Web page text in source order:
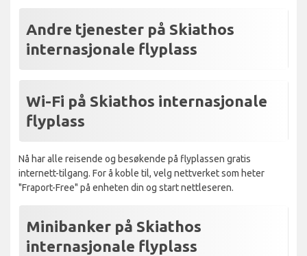
Andre tjenester på Skiathos
internasjonale flyplass
Wi-Fi på Skiathos internasjonale
flyplass
Nå har alle reisende og besøkende på flyplassen gratis
internett-tilgang. For å koble til, velg nettverket som heter
"Fraport-Free" på enheten din og start nettleseren.
Minibanker på Skiathos
internasjonale flyplass